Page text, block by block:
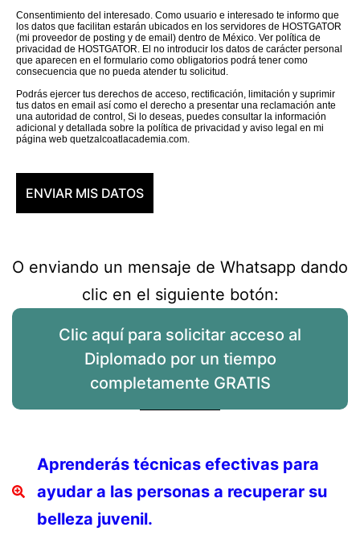
Consentimiento del interesado. Como usuario e interesado te informo que
los datos que facilitan estarán ubicados en los servidores de HOSTGATOR
(mi proveedor de posting y de email) dentro de México. Ver política de
privacidad de HOSTGATOR. El no introducir los datos de carácter personal
que aparecen en el formulario como obligatorios podrá tener como
consecuencia que no pueda atender tu solicitud.
Podrás ejercer tus derechos de acceso, rectificación, limitación y suprimir
tus datos en email así como el derecho a presentar una reclamación ante
una autoridad de control, Si lo deseas, puedes consultar la información
adicional y detallada sobre la política de privacidad y aviso legal en mi
página web quetzalcoatlacademia.com.
O enviando un mensaje de Whatsapp dando
clic en el siguiente botón:
Clic aquí para solicitar acceso al
Diplomado por un tiempo
completamente GRATIS
Aprenderás técnicas efectivas para
ayudar a las personas a recuperar su
belleza juvenil.